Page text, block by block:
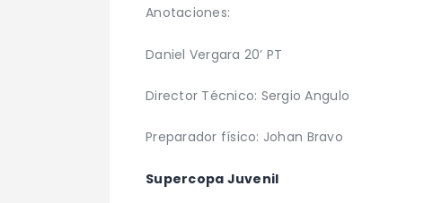
Anotaciones:
Daniel Vergara 20’ PT
Director Técnico: Sergio Angulo
Preparador físico: Johan Bravo
Supercopa Juvenil